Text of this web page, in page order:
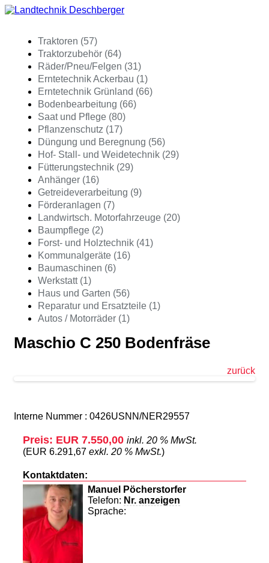
Traktoren (57)
Traktorzubehör (64)
Räder/Pneu/Felgen (31)
Erntetechnik Ackerbau (1)
Erntetechnik Grünland (66)
Bodenbearbeitung (66)
Saat und Pflege (80)
Pflanzenschutz (17)
Düngung und Beregnung (56)
Hof- Stall- und Weidetechnik (29)
Fütterungstechnik (29)
Anhänger (16)
Getreideverarbeitung (9)
Förderanlagen (7)
Landwirtsch. Motorfahrzeuge (20)
Baumpflege (2)
Forst- und Holztechnik (41)
Kommunalgeräte (16)
Baumaschinen (6)
Werkstatt (1)
Haus und Garten (56)
Reparatur und Ersatzteile (1)
Autos / Motorräder (1)
Maschio C 250 Bodenfräse
zurück
Interne Nummer : 0426USNN/NER29557
Preis: EUR 7.550,00 inkl. 20 % MwSt.
(EUR 6.291,67 exkl. 20 % MwSt.)
Kontaktdaten:
Manuel Pöcherstorfer
Telefon: Nr. anzeigen
Sprache: